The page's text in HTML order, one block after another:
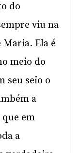
do
viu na
Maria. Ela é
meio do
seu seio o
a
em
a